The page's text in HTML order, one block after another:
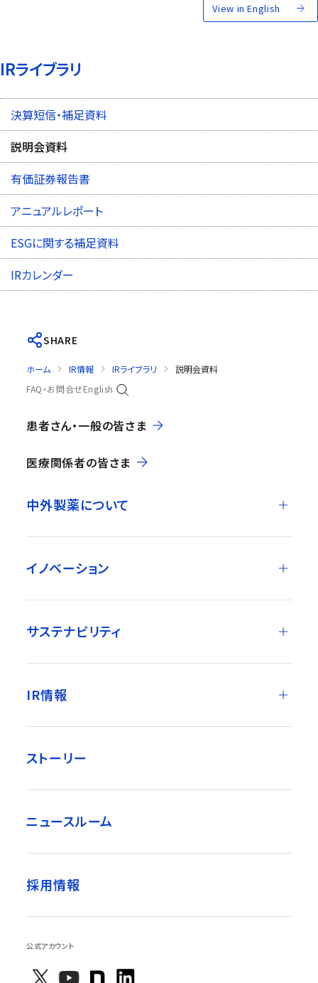
View in English
IRライブラリ
決算短信・補足資料
説明会資料
有価証券報告書
アニュアルレポート
ESGに関する補足資料
IRカレンダー
SHARE
ホーム IR情報 IRライブラリ
説明会資料
FAQ・お問合せEnglish
患者さん・一般の皆さま
医療関係者の皆さま
中外製薬について
イノベーション
サステナビリティ
IR情報
ストーリー
ニュースルーム
採用情報
公式アカウント